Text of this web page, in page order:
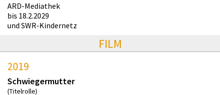
ARD-Mediathek
bis 18.2.2029
und SWR-Kindernetz
FILM
2019
Schwiegermutter
(Titelrolle)